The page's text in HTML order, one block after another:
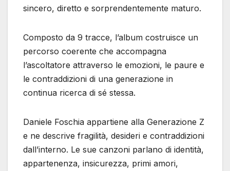
sincero, diretto e sorprendentemente maturo.
Composto da 9 tracce, l’album costruisce un
percorso coerente che accompagna
l’ascoltatore attraverso le emozioni, le paure e
le contraddizioni di una generazione in
continua ricerca di sé stessa.
Daniele Foschia appartiene alla Generazione Z
e ne descrive fragilità, desideri e contraddizioni
dall’interno. Le sue canzoni parlano di identità,
appartenenza, insicurezza, primi amori,